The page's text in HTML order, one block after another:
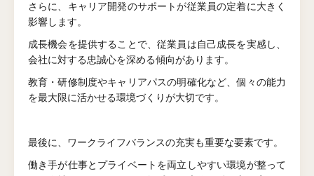
さらに、キャリア開発のサポートが従業員の定着に大きく
影響します。
成長機会を提供することで、従業員は自己成長を実感し、
会社に対する忠誠心を深める傾向があります。
教育・研修制度やキャリアパスの明確化など、個々の能力
を最大限に活かせる環境づくりが大切です。
最後に、ワークライフバランスの充実も重要な要素です。
働き手が仕事とプライベートを両立しやすい環境が整って